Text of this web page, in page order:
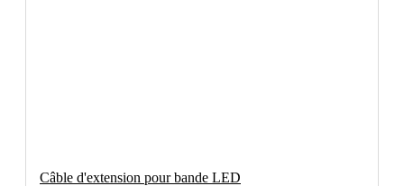
Câble d'extension pour bande LED